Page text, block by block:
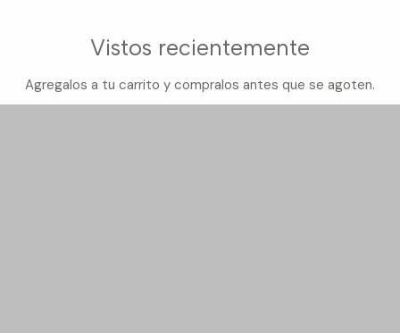
Vistos recientemente
Agregalos a tu carrito y compralos antes que se agoten.